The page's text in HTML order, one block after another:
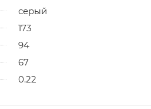
серый
173
94
67
0.22